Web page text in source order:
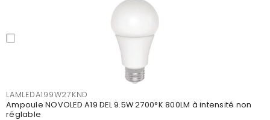
LAMLEDA199W27KND
Ampoule NOVOLED A19 DEL 9.5W 2700°K 800LM à intensité non
réglable